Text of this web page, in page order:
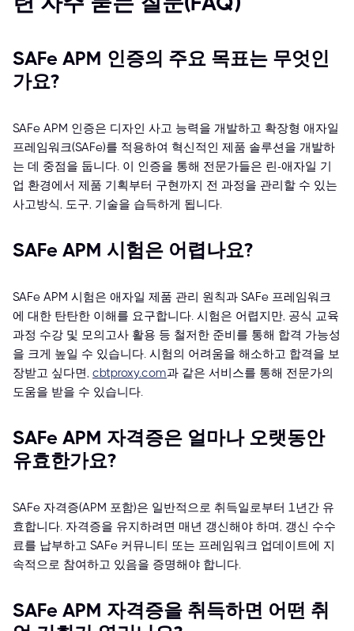
SAFe APM 인증의 주요 목표는 무엇인
가요?
SAFe APM 인증은 디자인 사고 능력을 개발하고 확장형 애자일
프레임워크(SAFe)를 적용하여 혁신적인 제품 솔루션을 개발하
는 데 중점을 둡니다. 이 인증을 통해 전문가들은 린-애자일 기
업 환경에서 제품 기획부터 구현까지 전 과정을 관리할 수 있는
사고방식, 도구, 기술을 습득하게 됩니다.
SAFe APM 시험은 어렵나요?
SAFe APM 시험은 애자일 제품 관리 원칙과 SAFe 프레임워크
에 대한 탄탄한 이해를 요구합니다. 시험은 어렵지만, 공식 교육
과정 수강 및 모의고사 활용 등 철저한 준비를 통해 합격 가능성
을 크게 높일 수 있습니다. 시험의 어려움을 해소하고 합격을 보
장받고 싶다면, cbtproxy.com과 같은 서비스를 통해 전문가의
도움을 받을 수 있습니다.
SAFe APM 자격증은 얼마나 오랫동안
유효한가요?
SAFe 자격증(APM 포함)은 일반적으로 취득일로부터 1년간 유
효합니다. 자격증을 유지하려면 매년 갱신해야 하며, 갱신 수수
료를 납부하고 SAFe 커뮤니티 또는 프레임워크 업데이트에 지
속적으로 참여하고 있음을 증명해야 합니다.
SAFe APM 자격증을 취득하면 어떤 취